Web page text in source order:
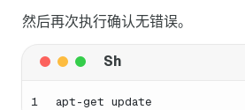
然后再次执行确认无错误。
1 apt-get update